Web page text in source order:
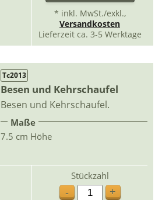
* inkl. MwSt./exkl.,
Versandkosten
Lieferzeit ca. 3-5 Werktage
Tc2013
Besen und Kehrschaufel
Besen und Kehrschaufel.
Maße
7.5 cm Höhe
Stückzahl
-
+